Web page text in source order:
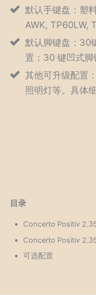
目录
Concerto Positiv
Concerto Positiv
可选配置
默认手键盘：塑
AWK, TP60LW,
默认脚键盘：30
置：30 键凹式脚
其他可升级配置
照明灯等。具体